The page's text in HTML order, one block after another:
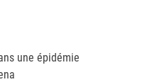
une épidémie